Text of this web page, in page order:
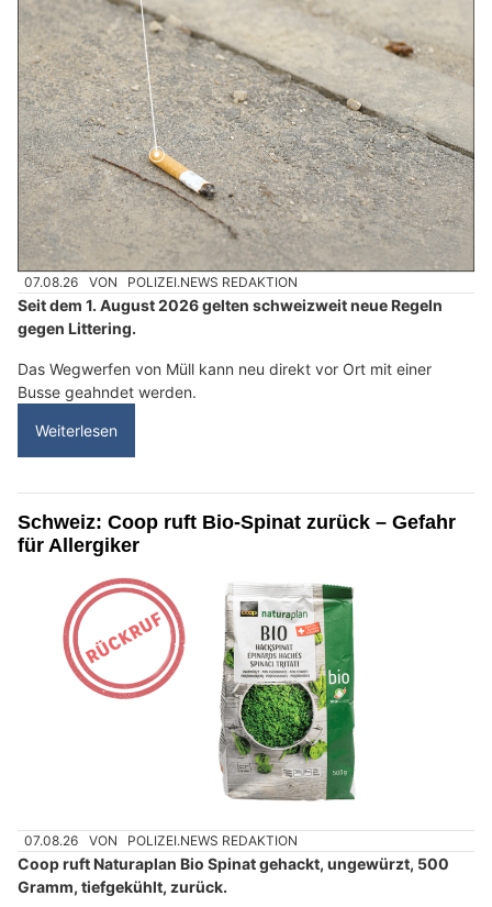
07.08.26 VON POLIZEI.NEWS REDAKTION
Seit dem 1. August 2026 gelten schweizweit neue Regeln
gegen Littering.
Das Wegwerfen von Müll kann neu direkt vor Ort mit einer
Busse geahndet werden.
Weiterlesen
Schweiz: Coop ruft Bio-Spinat zurück – Gefahr
für Allergiker
07.08.26 VON POLIZEI.NEWS REDAKTION
Coop ruft Naturaplan Bio Spinat gehackt, ungewürzt, 500
Gramm, tiefgekühlt, zurück.